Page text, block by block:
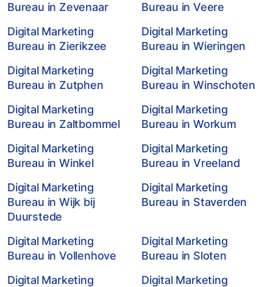
Bureau in Zevenaar
Bureau in Veere
Digital Marketing
Bureau in Zierikzee
Digital Marketing
Bureau in Wieringen
Digital Marketing
Bureau in Zutphen
Digital Marketing
Bureau in Winschoten
Digital Marketing
Bureau in Zaltbommel
Digital Marketing
Bureau in Workum
Digital Marketing
Bureau in Winkel
Digital Marketing
Bureau in Vreeland
Digital Marketing
Bureau in Wijk bij
Duurstede
Digital Marketing
Bureau in Staverden
Digital Marketing
Bureau in Vollenhove
Digital Marketing
Bureau in Sloten
Digital Marketing
Digital Marketing